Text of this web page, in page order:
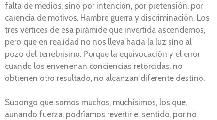
falta de medios, sino por intención, por pretensión, por
carencia de motivos. Hambre guerra y discriminación. Los
tres vértices de esa pirámide que invertida ascendemos,
pero que en realidad no nos lleva hacia la luz sino al
pozo del tenebrismo. Porque la equivocación y el error
cuando los envenenan conciencias retorcidas, no
obtienen otro resultado, no alcanzan diferente destino.
Supongo que somos muchos, muchísimos, los que,
aunando fuerza, podríamos revertir el sentido, por no